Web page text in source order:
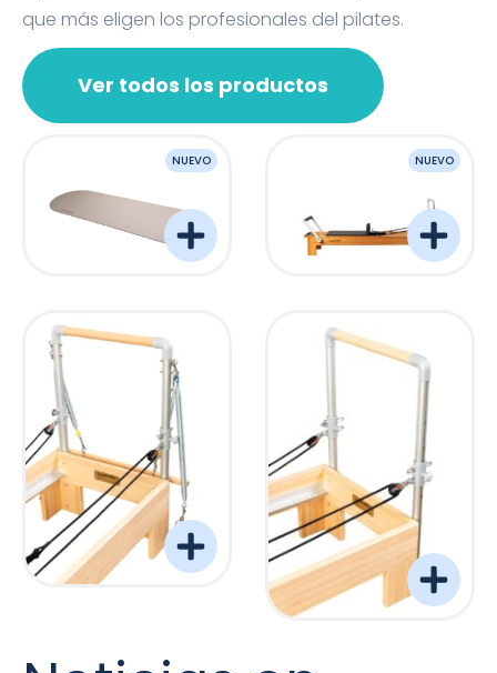
NUEVO NUEVO
Torre Barreformer Monitor Natural Pro
Ver todos los productos
que más eligen los profesionales del pilates.